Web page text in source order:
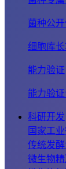
菌种公
细胞库
能力验证
能力验证
科研开发
国家工
传统发
微生物